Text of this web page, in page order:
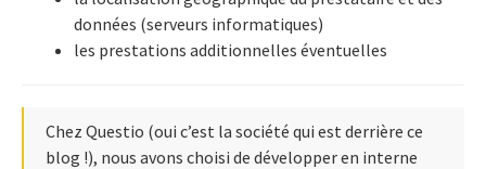
données (serveurs informatiques)
les prestations additionnelles éventuelles
Chez Questio (oui c’est la société qui est derrière ce
blog !), nous avons choisi de développer en interne